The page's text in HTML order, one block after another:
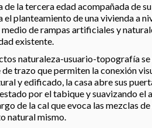
de la tercera edad acompañada de
planteamiento de una vivienda a
de rampas artificiales y
existente.
naturaleza-usuario-topografía se
trazo que permiten la conexión
y edificado, la casa abre sus
por el tabique y suavizando el
de la cal que evoca las mezclas
natural mismo.